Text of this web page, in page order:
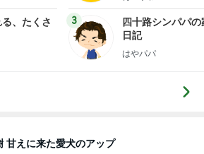
、たくさ
3
四十路シンパパの
日記
はやパパ
甘えに来た愛犬のアップ